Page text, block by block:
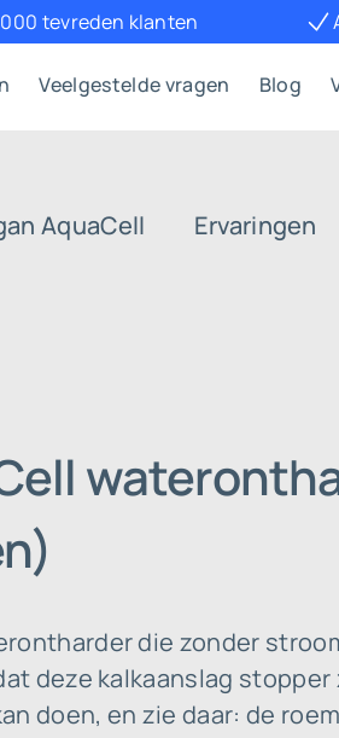
tevreden klanten
Veelgestelde vragen Blog
AquaCell Ervaringen
die zonder
deze kalkaanslag
doen, en zie daar: de